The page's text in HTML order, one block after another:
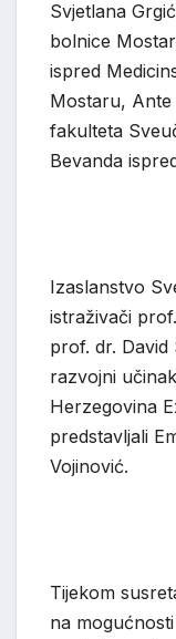
Svjetlana
bolnice
ispred
Mostaru, Ante
fakulteta
Bevanda
Izaslanstvo
istraživači
prof. dr.
razvojni
Herzegovina
predstavljali
Vojinović.
Tijekom
na